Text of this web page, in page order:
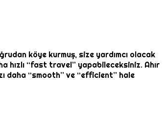
köye kurmuş, size yardımcı olacak
hızlı “fast travel” yapabileceksiniz. Ahır
daha “smooth” ve “efficient” hale